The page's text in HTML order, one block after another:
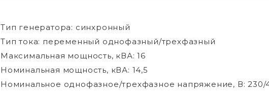
Тип генератора: синхронный
Тип тока: переменный однофазный/трехфазный
Максимальная мощность, кВА: 16
Номинальная мощность, кВА: 14,5
Номинальное однофазное/трехфазное напряжение, В: 230/